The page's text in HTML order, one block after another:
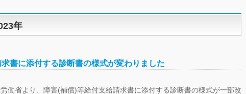
年
書に添付する診断書の様式が変わりました
働省より、障害(補償)等給付支給請求書に添付する診断書の様式が一部改